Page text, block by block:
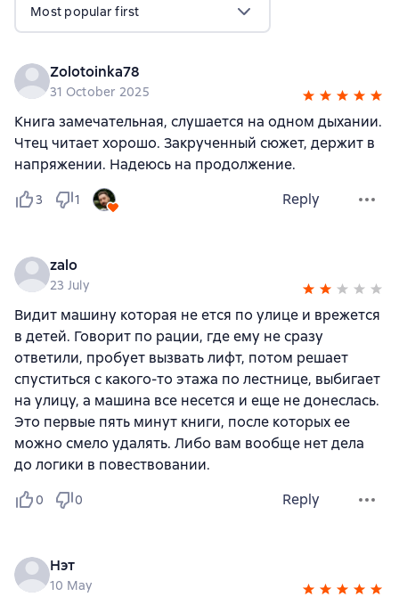
Most popular first
Zolotoinka78
31 October 2025
Книга замечательная, слушается на одном дыхании.
Чтец читает хорошо. Закрученный сюжет, держит в
напряжении. Надеюсь на продолжение.
3 1 Reply
zalo
23 July
Видит машину которая не ется по улице и врежется
в детей. Говорит по рации, где ему не сразу
ответили, пробует вызвать лифт, потом решает
спуститься с какого-то этажа по лестнице, выбигает
на улицу, а машина все несется и еще не донеслась.
Это первые пять минут книги, после которых ее
можно смело удалять. Либо вам вообще нет дела
до логики в повествовании.
0 0 Reply
Нэт
10 May